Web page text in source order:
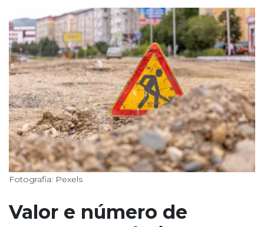
Fotografia: Pexels
Valor e número de